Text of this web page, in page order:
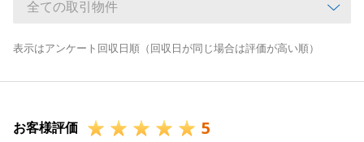
表示はアンケート回収日順（回収日が同じ場合は評価が高い順）
お客様評価 5